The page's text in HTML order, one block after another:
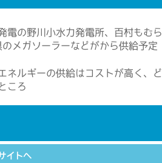
電の野川小水力発電所、百村もむら
メガソーラーなどがから供給予定
ネルギーの供給はコストが高く、ど
ころ
イトへ